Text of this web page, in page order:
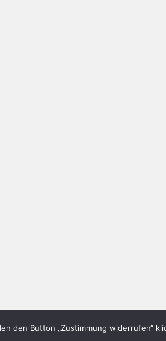
den Button „Zustimmung widerrufen“